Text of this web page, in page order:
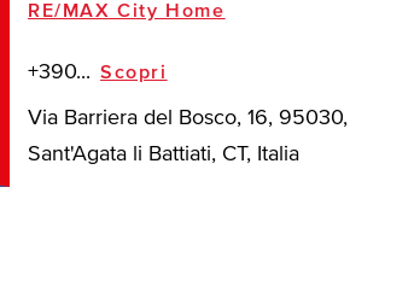
RE/MAX City Home
+390... Scopri
Via Barriera del Bosco, 16, 95030,
Sant'Agata li Battiati, CT, Italia